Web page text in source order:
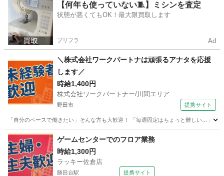
千葉 市原市 その他
【何年も使っていない🧵】ミシンを査定
状態が悪くてもOK！最大限買取します
プリフラ Ad
＼株式会社ワークパートナは頑張るアナタを応援
します／
時給1,400円
株式会社ワークパートナー/川間エリア
野田市 提携サイト
「自分のペースで働きたい」そんな方も大歓迎！ 「毎週固定はちょっと難しい…」
千葉 野田市 イベントスタッフ
ゲームセンターでのフロア業務
時給1,300円
ラッキー佐倉店
勝田台駅 提携サイト